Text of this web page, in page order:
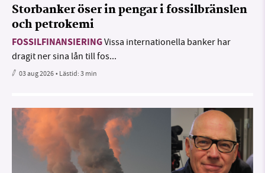
Storbanker öser in pengar i fossilbränslen
och petrokemi
FOSSILFINANSIERINGVissa internationella banker har
dragit ner sina lån till fos...
03 aug 2026• Lästid:3 min